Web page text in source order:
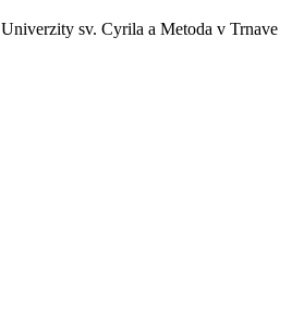
sv. Cyrila a Metoda v Trnave